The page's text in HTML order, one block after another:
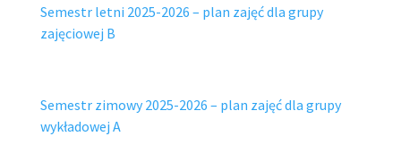
Semestr letni 2025-2026 – plan zajęć dla grupy
zajęciowej B
Semestr zimowy 2025-2026 – plan zajęć dla grupy
wykładowej A